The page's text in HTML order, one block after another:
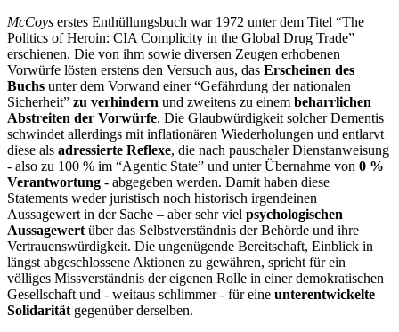
McCoys erstes Enthüllungsbuch war 1972 unter dem Titel “The
Politics of Heroin: CIA Complicity in the Global Drug Trade”
erschienen. Die von ihm sowie diversen Zeugen erhobenen
Vorwürfe lösten erstens den Versuch aus, das Erscheinen des
Buchs unter dem Vorwand einer “Gefährdung der nationalen
Sicherheit” zu verhindern und zweitens zu einem beharrlichen
Abstreiten der Vorwürfe. Die Glaubwürdigkeit solcher Dementis
schwindet allerdings mit inflationären Wiederholungen und entlarvt
diese als adressierte Reflexe, die nach pauschaler Dienstanweisung
- also zu 100 % im “Agentic State” und unter Übernahme von 0 %
Verantwortung - abgegeben werden. Damit haben diese
Statements weder juristisch noch historisch irgendeinen
Aussagewert in der Sache – aber sehr viel psychologischen
Aussagewert über das Selbstverständnis der Behörde und ihre
Vertrauenswürdigkeit. Die ungenügende Bereitschaft, Einblick in
längst abgeschlossene Aktionen zu gewähren, spricht für ein
völliges Missverständnis der eigenen Rolle in einer demokratischen
Gesellschaft und - weitaus schlimmer - für eine unterentwickelte
Solidarität gegenüber derselben.